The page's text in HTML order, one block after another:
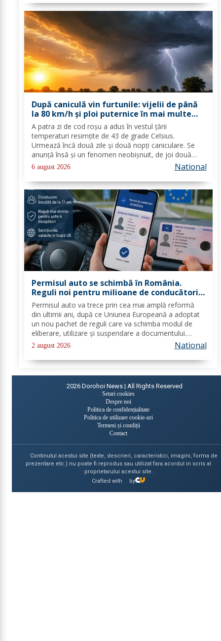
După caniculă vin furtunile: vijelii de până
la 80 km/h și ploi puternice în mai multe
zone
A patra zi de cod roşu a adus în vestul ţării
temperaturi resimţite de 43 de grade Celsius.
Urmează încă două zile şi două nopţi caniculare. Se
anunţă însă şi un fenomen neobişnuit, de joi două
alerte extreme vor fi în vigoare în acelaşi timp în mare
parte din ţară: un cod de caniculă şi unul de...
6 august 2026 National
Permisul auto se schimbă în România.
Reguli noi pentru milioane de conducători
auto
Permisul auto va trece prin cea mai amplă reformă
din ultimii ani, după ce Uniunea Europeană a adoptat
un nou pachet de reguli care va schimba modul de
eliberare, utilizare și suspendare a documentului.
România va trebui să transpună noile prevederi în
legislația națională până în 2028, iar cele...
2 august 2026 National
2026 Dorohoi News | All Rights Reserved
Setari cookies
Despre noi
Politica de confidențialitate
Politica de utilizare cookie-uri
Termeni și condiții
Contact
Continutul acestui site (texte, descrieri, caracteristici, imagini, forma de
prezentare etc.) nu poate fi reprodus sau utilizat fara acordul in scris al
proprietarului acestui site.
Crafted with
by